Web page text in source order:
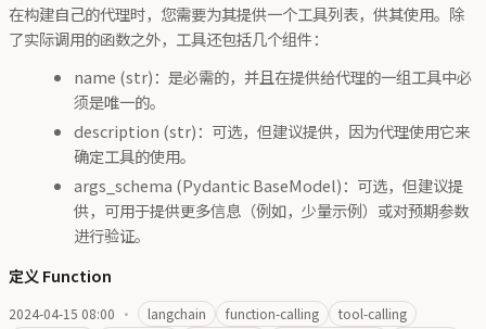
在构建自己的代理时，您需要为其提供一个工具列表，供其使用。除
了实际调用的函数之外，工具还包括几个组件：
name (str)：是必需的，并且在提供给代理的一组工具中必
须是唯一的。
description (str)：可选，但建议提供，因为代理使用它来
确定工具的使用。
args_schema (Pydantic BaseModel)：可选，但建议提
供，可用于提供更多信息（例如，少量示例）或对预期参数
进行验证。
定义 Function
2024-04-15 08:00 · langchain function-calling
tool-calling